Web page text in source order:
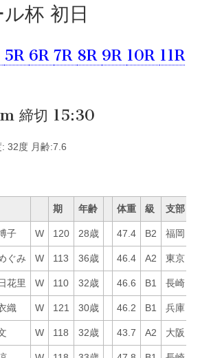
杯 初日
5R 6R 7R 8R 9R 10R 11R
締切 15:30
32度 月齢:7.6
期 年齢 体重 級 支部
子 W 120 28歳 47.4 B2 福岡
ぐみ W 113 36歳 46.4 A2 東京
花里 W 110 32歳 46.6 B1 長崎
織 W 121 30歳 46.2 B1 兵庫
W 118 32歳 43.7 A2 大阪